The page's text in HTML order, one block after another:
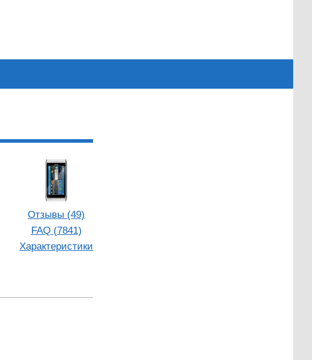
Отзывы (49)
FAQ (7841)
Характеристики